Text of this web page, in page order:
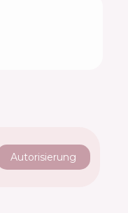
Autorisierung